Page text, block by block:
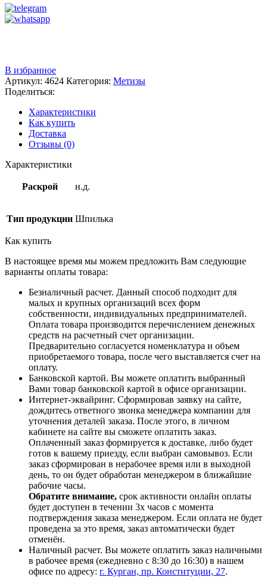
В избранное
Артикул: 4624 Категория: Метизы
Поделиться:
Характеристики
Как купить
Доставка
Отзывы (0)
Характеристики
Раскрой н.д.
Тип продукции Шпилька
Как купить
В настоящее время мы можем предложить Вам следующие
варианты оплаты товара:
Безналичный расчет. Данный способ подходит для
малых и крупных организаций всех форм
собственности, индивидуальных предпринимателей.
Оплата товара производится перечислением денежных
средств на расчетный счет организации.
Предварительно согласуется номенклатура и объем
приобретаемого товара, после чего выставляется счет на
оплату.
Банковской картой. Вы можете оплатить выбранный
Вами товар банковской картой в офисе организации.
Интернет-эквайринг. Сформировав заявку на сайте,
дождитесь ответного звонка менеджера компании для
уточнения деталей заказа. После этого, в личном
кабинете на сайте вы сможете оплатить заказ.
Оплаченный заказ формируется к доставке, либо будет
готов к вашему приезду, если выбран самовывоз. Если
заказ сформирован в нерабочее время или в выходной
день, то он будет обработан менеджером в ближайшие
рабочие часы.
Обратите внимание, срок активности онлайн оплаты
будет доступен в течении 3х часов с момента
подтверждения заказа менеджером. Если оплата не будет
проведена за это время, заказ автоматически будет
отменён.
Наличный расчет. Вы можете оплатить заказ наличными
в рабочее время (ежедневно с 8:30 до 16:30) в нашем
офисе по адресу: г. Курган, пр. Конституции, 27.